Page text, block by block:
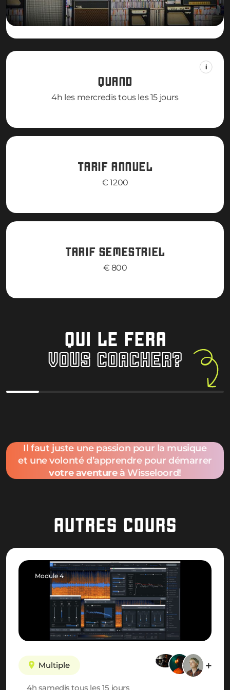
QUAND
4h les mercredis tous les 15 jours
TARIF ANNUEL
€ 1200
TARIF SEMESTRIEL
€ 800
QUI LE FERA
VOUS COACHER?
Il faut juste une passion pour la musique
et une volonté d’apprendre pour démarrer
votre aventureà Wisseloord!
AUTRES COURS
Module 4
Multiple
4h samedis tous les 15 jours